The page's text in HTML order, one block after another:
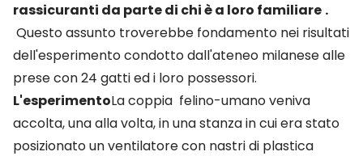
rassicuranti da parte di chi è a loro familiare .
Questo assunto troverebbe fondamento nei risultati
dell'esperimento condotto dall'ateneo milanese alle
prese con 24 gatti ed i loro possessori.
L'esperimentoLa coppia felino-umano veniva
accolta, una alla volta, in una stanza in cui era stato
posizionato un ventilatore con nastri di plastica